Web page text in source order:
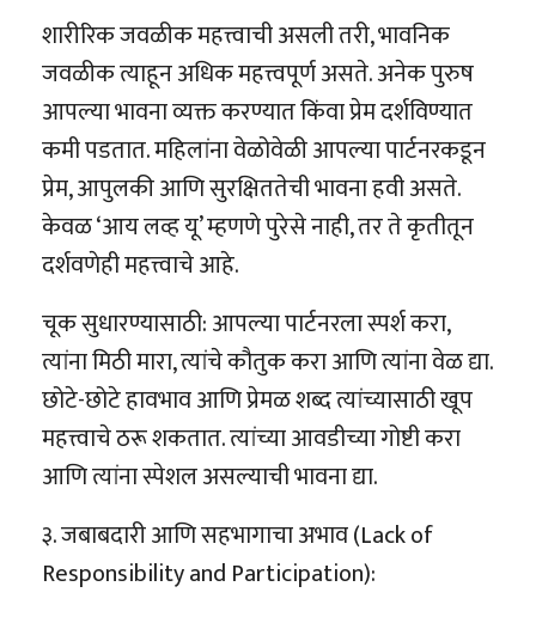
शारीरिक जवळीक महत्त्वाची असली तरी, भावनिक
जवळीक त्याहून अधिक महत्त्वपूर्ण असते. अनेक पुरुष
आपल्या भावना व्यक्त करण्यात किंवा प्रेम दर्शविण्यात
कमी पडतात. महिलांना वेळोवेळी आपल्या पार्टनरकडून
प्रेम, आपुलकी आणि सुरक्षिततेची भावना हवी असते.
केवळ ‘आय लव्ह यू’ म्हणणे पुरेसे नाही, तर ते कृतीतून
दर्शवणेही महत्त्वाचे आहे.
चूक सुधारण्यासाठी: आपल्या पार्टनरला स्पर्श करा,
त्यांना मिठी मारा, त्यांचे कौतुक करा आणि त्यांना वेळ द्या.
छोटे-छोटे हावभाव आणि प्रेमळ शब्द त्यांच्यासाठी खूप
महत्त्वाचे ठरू शकतात. त्यांच्या आवडीच्या गोष्टी करा
आणि त्यांना स्पेशल असल्याची भावना द्या.
३. जबाबदारी आणि सहभागाचा अभाव (Lack of
Responsibility and Participation):